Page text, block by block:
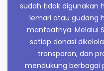
sudah tidak digunakan
lemari atau gudang
manfaatnya. Melalui
setiap donasi
transparan, dan
mendukung berbagai